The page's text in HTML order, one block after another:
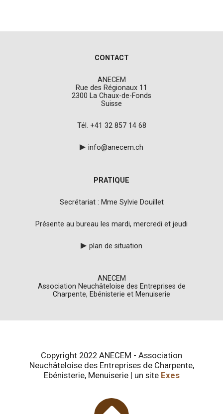
CONTACT
ANECEM
Rue des Régionaux 11
2300 La Chaux-de-Fonds
Suisse
Tél. +41 32 857 14 68
info@anecem.ch
PRATIQUE
Secrétariat : Mme Sylvie Douillet
Présente au bureau les mardi, mercredi et jeudi
plan de situation
ANECEM
Association Neuchâteloise des Entreprises de
Charpente, Ebénisterie et Menuiserie
Copyright 2022 ANECEM - Association
Neuchâteloise des Entreprises de Charpente,
Ebénisterie, Menuiserie | un site Exes